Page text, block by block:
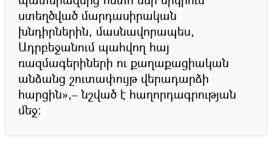
ստեղծված մարդասիրական
խնդիրներին, մասնավորապես,
Ադրբեջանում պահվող հայ
ռազմագերիների ու քաղաքացիական
անձանց շուտափույթ վերադարձի
հարցին»,– նշված է հաղորդագրության
մեջ: